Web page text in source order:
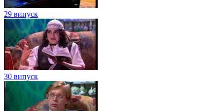
29 випуск
30 випуск